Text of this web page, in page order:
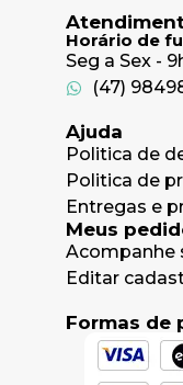
Horário de
Seg a Sex -
(47)
Ajuda
Politica de
Politica de
Entregas e
Meus
Acompanhe
Editar
Formas de